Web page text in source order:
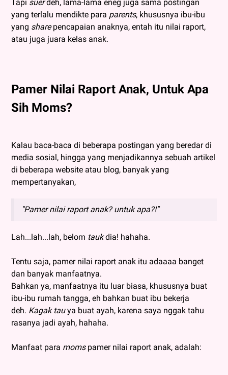
Tapi suerdeh, lama-lama eneg juga sama postingan
yang terlalu mendikte para parents, khususnya ibu-ibu
yang sharepencapaian anaknya, entah itu nilai raport,
atau juga juara kelas anak.
Pamer Nilai Raport Anak, Untuk Apa
Sih Moms?
Kalau baca-baca di beberapa postingan yang beredar di
media sosial, hingga yang menjadikannya sebuah artikel
di beberapa website atau blog, banyak yang
mempertanyakan,
"Pamer nilai raport anak? untuk apa?!"
Lah...lah...lah, belom taukdia! hahaha.
Tentu saja, pamer nilai raport anak itu adaaaa banget
dan banyak manfaatnya.
Bahkan ya, manfaatnya itu luar biasa, khususnya buat
ibu-ibu rumah tangga, eh bahkan buat ibu bekerja
deh. Kagak tauya buat ayah, karena saya nggak tahu
rasanya jadi ayah, hahaha.
Manfaat para moms pamer nilai raport anak, adalah: